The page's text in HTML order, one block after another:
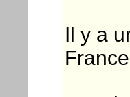
Il y a